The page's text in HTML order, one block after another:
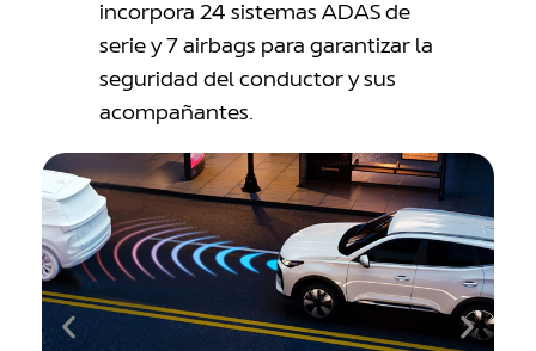
incorpora 24 sistemas ADAS de
serie y 7 airbags para garantizar la
seguridad del conductor y sus
acompañantes.